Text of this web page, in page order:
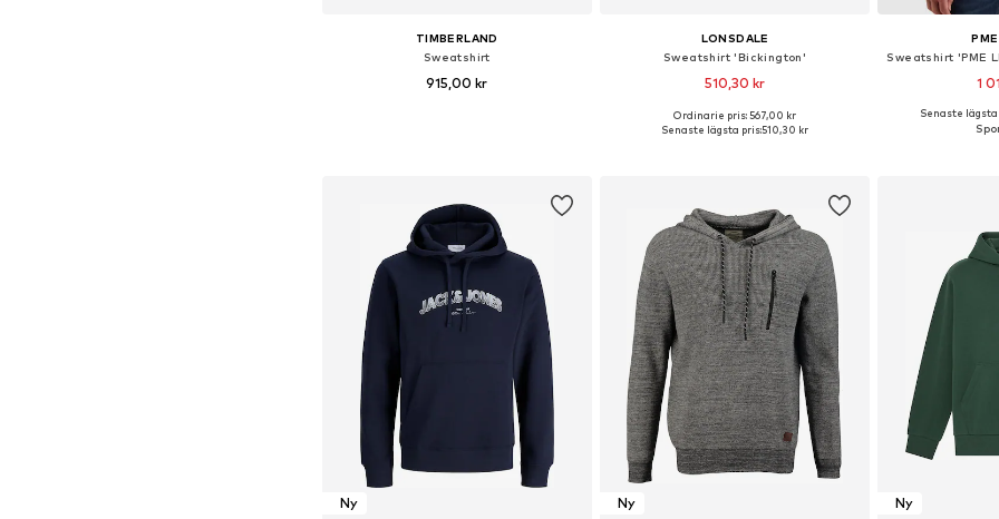
TIMBERLAND
Sweatshirt
915,00 kr
LONSDALE
Sweatshirt 'Bickington'
510,30 kr
Ordinarie pris: 567,00 kr
Senaste lägsta pris:510,30 kr
1
Tillgängliga
Senaste lägsta
Ny Ny Ny